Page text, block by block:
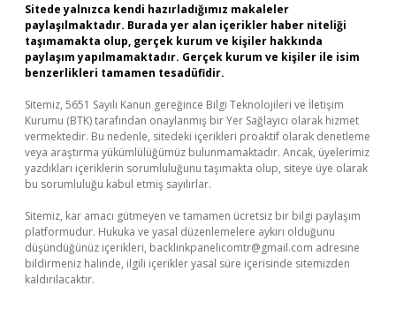
Sitede yalnızca kendi hazırladığımız makaleler
paylaşılmaktadır. Burada yer alan içerikler haber niteliği
taşımamakta olup, gerçek kurum ve kişiler hakkında
paylaşım yapılmamaktadır. Gerçek kurum ve kişiler ile isim
benzerlikleri tamamen tesadüfidir.
Sitemiz, 5651 Sayılı Kanun gereğince Bilgi Teknolojileri ve İletişim
Kurumu (BTK) tarafından onaylanmış bir Yer Sağlayıcı olarak hizmet
vermektedir. Bu nedenle, sitedeki içerikleri proaktif olarak denetleme
veya araştırma yükümlülüğümüz bulunmamaktadır. Ancak, üyelerimiz
yazdıkları içeriklerin sorumluluğunu taşımakta olup, siteye üye olarak
bu sorumluluğu kabul etmiş sayılırlar.
Sitemiz, kar amacı gütmeyen ve tamamen ücretsiz bir bilgi paylaşım
platformudur. Hukuka ve yasal düzenlemelere aykırı olduğunu
düşündüğünüz içerikleri, backlinkpanelicomtr@gmail.com adresine
bildirmeniz halinde, ilgili içerikler yasal süre içerisinde sitemizden
kaldırılacaktır.